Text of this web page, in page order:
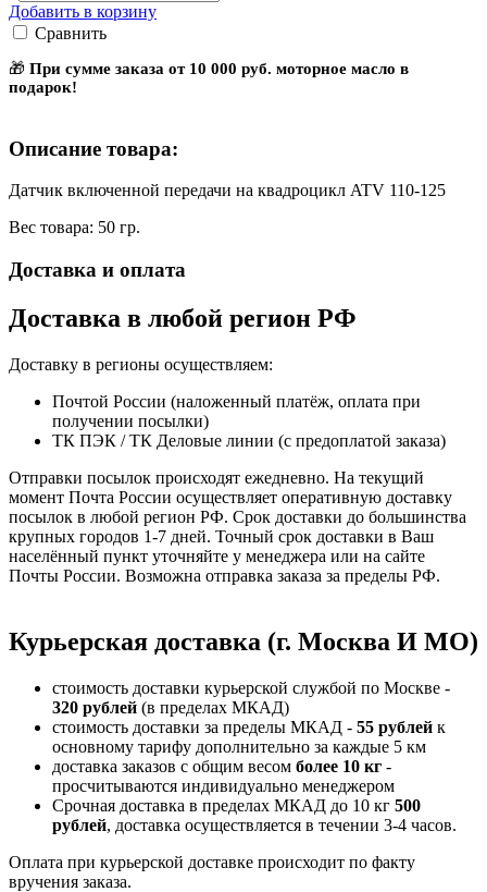
Добавить в корзину
Сравнить
🎁 При сумме заказа от 10 000 руб. моторное масло в
подарок!
Описание товара:
Датчик включенной передачи на квадроцикл ATV 110-125
Вес товара: 50 гр.
Доставка и оплата
Доставка в любой регион РФ
Доставку в регионы осуществляем:
Почтой России (наложенный платёж, оплата при
получении посылки)
ТК ПЭК / ТК Деловые линии (с предоплатой заказа)
Отправки посылок происходят ежедневно. На текущий
момент Почта России осуществляет оперативную доставку
посылок в любой регион РФ. Срок доставки до большинства
крупных городов 1-7 дней. Точный срок доставки в Ваш
населённый пункт уточняйте у менеджера или на сайте
Почты России. Возможна отправка заказа за пределы РФ.
Курьерская доставка (г. Москва И МО)
стоимость доставки курьерской службой по Москве -
320 рублей (в пределах МКАД)
стоимость доставки за пределы МКАД - 55 рублей к
основному тарифу дополнительно за каждые 5 км
доставка заказов с общим весом более 10 кг -
просчитываются индивидуально менеджером
Срочная доставка в пределах МКАД до 10 кг 500
рублей, доставка осуществляется в течении 3-4 часов.
Оплата при курьерской доставке происходит по факту
вручения заказа.